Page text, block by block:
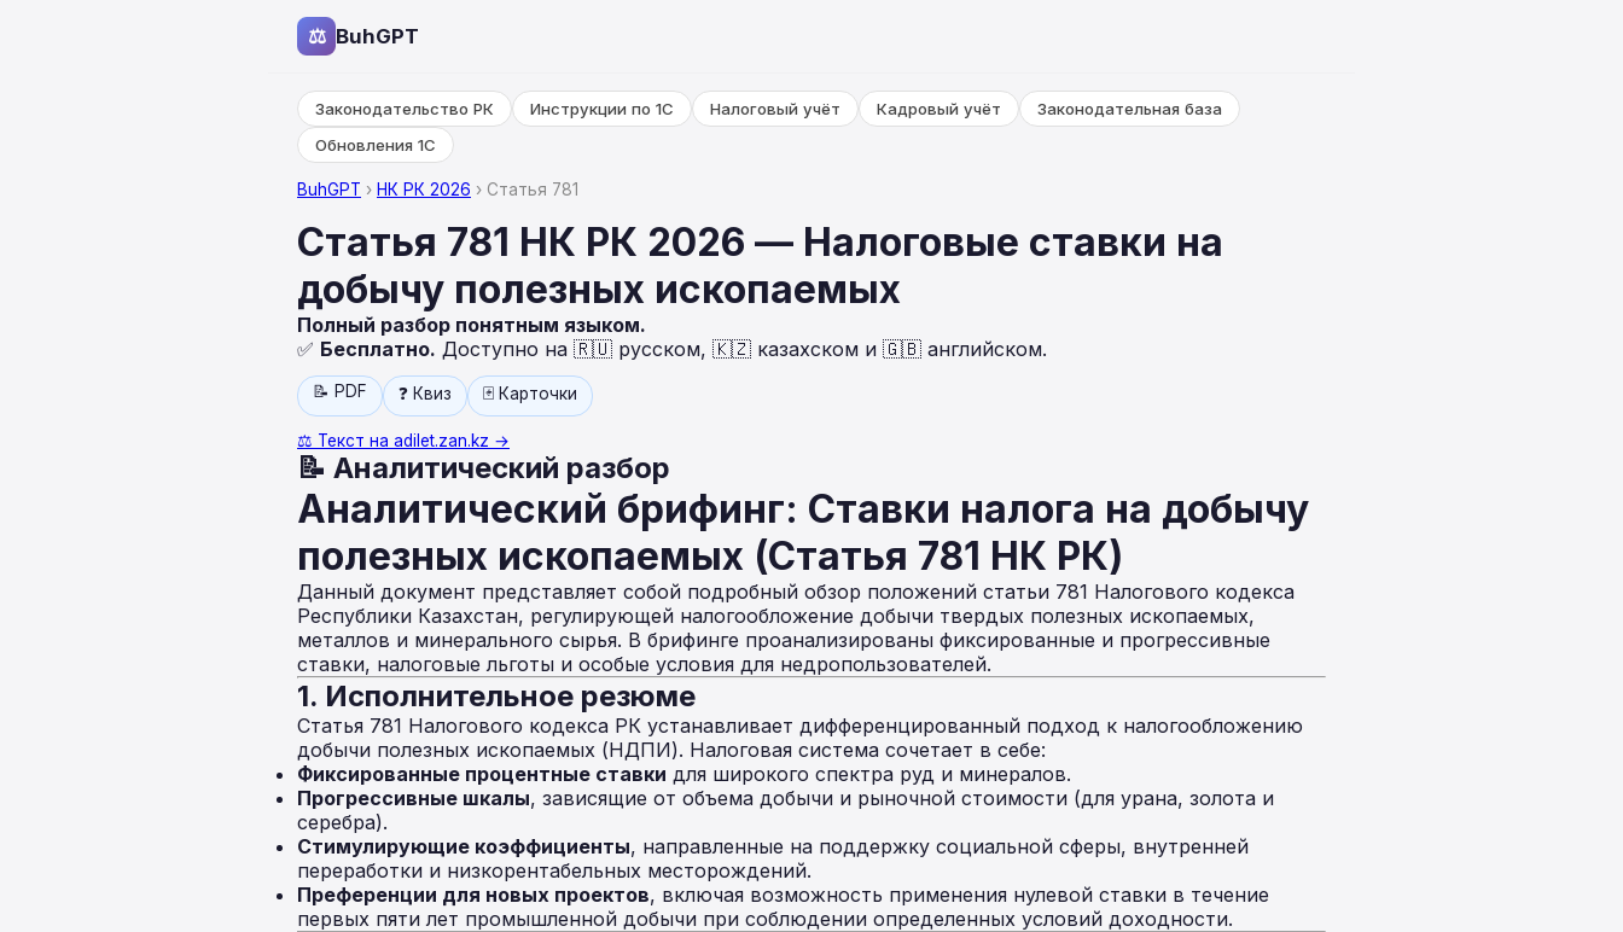
⚖ BuhGPT
Законодательство РК Инструкции по 1С Налоговый учёт Кадровый учёт
Законодательная база
Обновления 1С
BuhGPT › НК РК 2026 › Статья 781
Статья 781 НК РК 2026 — Налоговые ставки на
добычу полезных ископаемых
Полный разбор понятным языком.
✅ Бесплатно. Доступно на 🇷🇺 русском, 🇰🇿 казахском и 🇬🇧 английском.
📝 PDF ❓ Квиз 🃏 Карточки
⚖️ Текст на adilet.zan.kz →
📝 Аналитический разбор
Аналитический брифинг: Ставки налога на добычу
полезных ископаемых (Статья 781 НК РК)
Данный документ представляет собой подробный обзор положений статьи 781 Налогового кодекса
Республики Казахстан, регулирующей налогообложение добычи твердых полезных ископаемых,
металлов и минерального сырья. В брифинге проанализированы фиксированные и прогрессивные
ставки, налоговые льготы и особые условия для недропользователей.
1. Исполнительное резюме
Статья 781 Налогового кодекса РК устанавливает дифференцированный подход к налогообложению
добычи полезных ископаемых (НДПИ). Налоговая система сочетает в себе:
Фиксированные процентные ставки для широкого спектра руд и минералов.
Прогрессивные шкалы, зависящие от объема добычи и рыночной стоимости (для урана, золота и
серебра).
Стимулирующие коэффициенты, направленные на поддержку социальной сферы, внутренней
переработки и низкорентабельных месторождений.
Преференции для новых проектов, включая возможность применения нулевой ставки в течение
первых пяти лет промышленной добычи при соблюдении определенных условий доходности.